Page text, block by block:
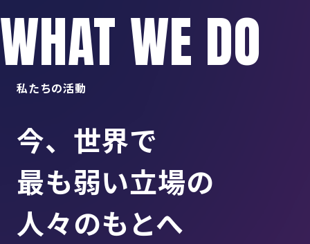
WHAT WE DO
私たちの活動
今、世界で
最も弱い立場の
人々のもとへ